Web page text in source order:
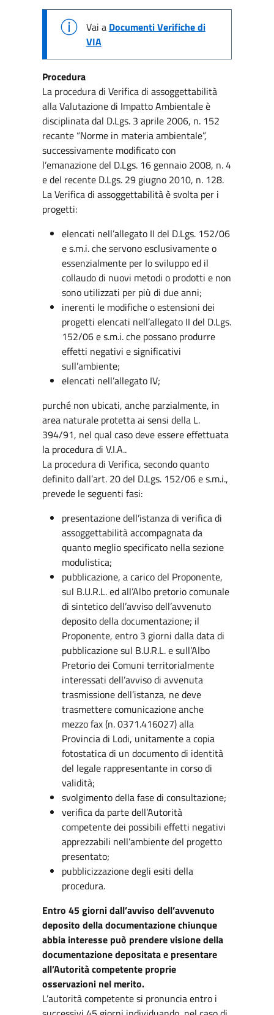
Vai a Documenti Verifiche di
VIA
Procedura
La procedura di Verifica di assoggettabilità
alla Valutazione di Impatto Ambientale è
disciplinata dal D.Lgs. 3 aprile 2006, n. 152
recante “Norme in materia ambientale”,
successivamente modificato con
l’emanazione del D.Lgs. 16 gennaio 2008, n. 4
e del recente D.Lgs. 29 giugno 2010, n. 128.
La Verifica di assoggettabilità è svolta per i
progetti:
elencati nell’allegato II del D.Lgs. 152/06
e s.m.i. che servono esclusivamente o
essenzialmente per lo sviluppo ed il
collaudo di nuovi metodi o prodotti e non
sono utilizzati per più di due anni;
inerenti le modifiche o estensioni dei
progetti elencati nell’allegato II del D.Lgs.
152/06 e s.m.i. che possano produrre
effetti negativi e significativi
sull’ambiente;
elencati nell’allegato IV;
purché non ubicati, anche parzialmente, in
area naturale protetta ai sensi della L.
394/91, nel qual caso deve essere effettuata
la procedura di V.I.A..
La procedura di Verifica, secondo quanto
definito dall’art. 20 del D.Lgs. 152/06 e s.m.i.,
prevede le seguenti fasi:
presentazione dell’istanza di verifica di
assoggettabilità accompagnata da
quanto meglio specificato nella sezione
modulistica;
pubblicazione, a carico del Proponente,
sul B.U.R.L. ed all’Albo pretorio comunale
di sintetico dell’avviso dell’avvenuto
deposito della documentazione; il
Proponente, entro 3 giorni dalla data di
pubblicazione sul B.U.R.L. e sull’Albo
Pretorio dei Comuni territorialmente
interessati dell’avviso di avvenuta
trasmissione dell’istanza, ne deve
trasmettere comunicazione anche
mezzo fax (n. 0371.416027) alla
Provincia di Lodi, unitamente a copia
fotostatica di un documento di identità
del legale rappresentante in corso di
validità;
svolgimento della fase di consultazione;
verifica da parte dell’Autorità
competente dei possibili effetti negativi
apprezzabili nell’ambiente del progetto
presentato;
pubblicizzazione degli esiti della
procedura.
Entro 45 giorni dall’avviso dell’avvenuto
deposito della documentazione chiunque
abbia interesse può prendere visione della
documentazione depositata e presentare
all’Autorità competente proprie
osservazioni nel merito.
L’autorità competente si pronuncia entro i